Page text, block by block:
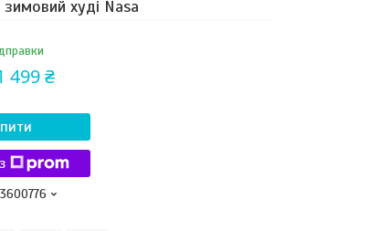
худі Nasa
499 ₴